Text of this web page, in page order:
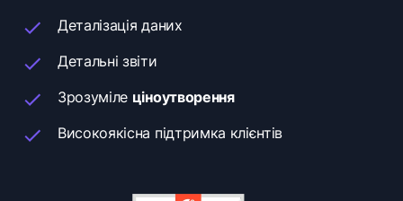
Деталізація даних
Детальні звіти
Зрозуміле ціноутворення
Високоякісна підтримка клієнтів